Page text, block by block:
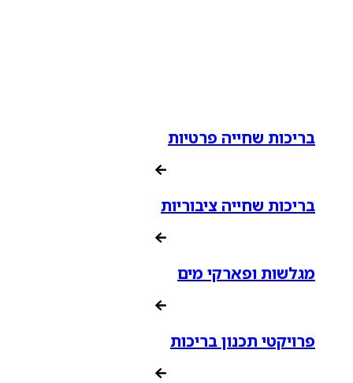
בריכות שחייה פרטיות
בריכות שחייה ציבוריות
מגלשות ופארקי מים
פרויקטי תכנון בריכות